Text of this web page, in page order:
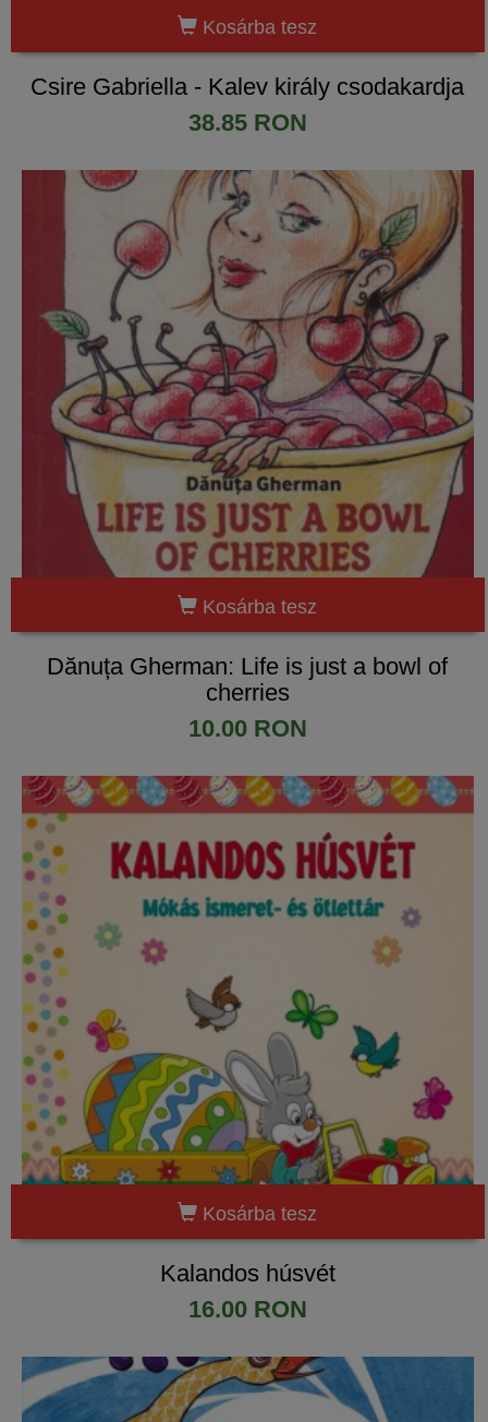
Kosárba tesz
Csire Gabriella - Kalev király csodakardja
38.85 RON
Kosárba tesz
Dănuța Gherman: Life is just a bowl of
cherries
10.00 RON
Kosárba tesz
Kalandos húsvét
16.00 RON